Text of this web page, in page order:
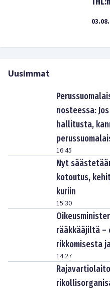
Uusimmat
nosteessa:
hallitusta,
16:45
Nyt
kotoutus,
kuriin
15:30
rääkkääjiltä
rikkomisesta
14:27